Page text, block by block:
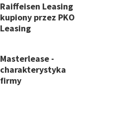
Raiffeisen Leasing
kupiony przez PKO
Leasing
Masterlease -
charakterystyka
firmy